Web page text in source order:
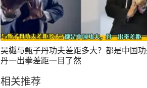
吴樾与甄子丹功夫差距多大？都是中国功
丹一出拳差距一目了然
相关推荐